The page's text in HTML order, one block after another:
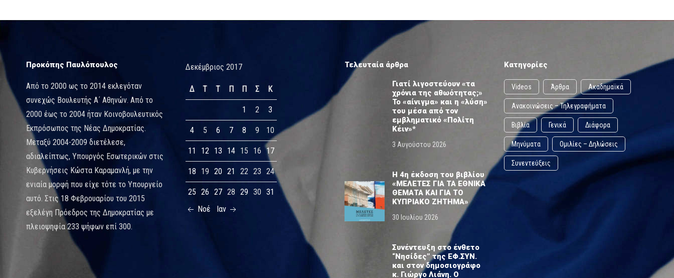
Προκόπης Παυλόπουλος
Από το 2000 ως το 2014 εκλεγόταν
συνεχώς Βουλευτής Α΄ Αθηνών. Από το
2000 έως το 2004 ήταν Κοινοβουλευτικός
Εκπρόσωπος της Νέας Δημοκρατίας.
Μεταξύ 2004-2009 διετέλεσε,
αδιαλείπτως, Υπουργός Εσωτερικών στις
Κυβερνήσεις Κώστα Καραμανλή, με την
ενιαία μορφή που είχε τότε το Υπουργείο
αυτό. Στις 18 Φεβρουαρίου του 2015
εξελέγη Πρόεδρος της Δημοκρατίας με
πλειοψηφία 233 ψήφων επί 300.
Δεκέμβριος 2017
Δ Τ Τ Π Π Σ Κ
1 2 3
4 5 6 7 8 9 10
11 12 13 14 15 16 17
18 19 20 21 22 23 24
25 26 27 28 29 30 31
Νοέ
Ιαν
Τελευταία άρθρα
Γιατί λιγοστεύουν «τα
χρόνια της αθωότητας;»
Το «αίνιγμα» και η «λύση»
του μέσα από τον
εμβληματικό «Πολίτη
Κέιν»*
3 Αυγούστου 2026
Η 4η έκδοση του βιβλίου
«ΜΕΛΕΤΕΣ ΓΙΑ ΤΑ ΕΘΝΙΚΑ
ΘΕΜΑΤΑ ΚΑΙ ΓΙΑ ΤΟ
ΚΥΠΡΙΑΚΟ ΖΗΤΗΜΑ»
30 Ιουλίου 2026
Συνέντευξη στο ένθετο
“Νησίδες” της ΕΦ.ΣΥΝ.
και στον δημοσιογράφο
κ. Γιώργο Λιάνη. Ο
Κατηγορίες
Videos Άρθρα Ακαδημαϊκά
Ανακοινώσεις – Τηλεγραφήματα
Βιβλία Γενικά Διάφορα
Μηνύματα Ομιλίες – Δηλώσεις
Συνεντεύξεις